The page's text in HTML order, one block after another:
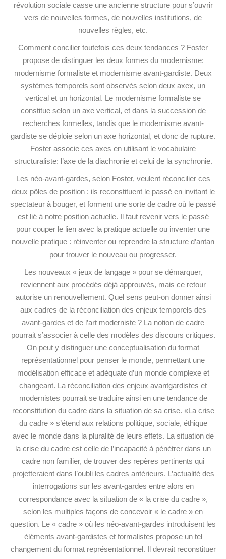
révolution sociale casse une ancienne structure pour s’ouvrir
vers de nouvelles formes, de nouvelles institutions, de
nouvelles règles, etc.
Comment concilier toutefois ces deux tendances ? Foster
propose de distinguer les deux formes du modernisme:
modernisme formaliste et modernisme avant-gardiste. Deux
systèmes temporels sont observés selon deux axex, un
vertical et un horizontal. Le modernisme formaliste se
constitue selon un axe vertical, et dans la succession de
recherches formelles, tandis que le modernisme avant-
gardiste se déploie selon un axe horizontal, et donc de rupture.
Foster associe ces axes en utilisant le vocabulaire
structuraliste: l’axe de la diachronie et celui de la synchronie.
Les néo-avant-gardes, selon Foster, veulent réconcilier ces
deux pôles de position : ils reconstituent le passé en invitant le
spectateur à bouger, et forment une sorte de cadre où le passé
est lié à notre position actuelle. Il faut revenir vers le passé
pour couper le lien avec la pratique actuelle ou inventer une
nouvelle pratique : réinventer ou reprendre la structure d’antan
pour trouver le nouveau ou progresser.
Les nouveaux « jeux de langage » pour se démarquer,
reviennent aux procédés déjà approuvés, mais ce retour
autorise un renouvellement. Quel sens peut-on donner ainsi
aux cadres de la réconciliation des enjeux temporels des
avant-gardes et de l’art moderniste ? La notion de cadre
pourrait s’associer à celle des modèles des discours critiques.
On peut y distinguer une conceptualisation du format
représentationnel pour penser le monde, permettant une
modélisation efficace et adéquate d’un monde complexe et
changeant. La réconciliation des enjeux avantgardistes et
modernistes pourrait se traduire ainsi en une tendance de
reconstitution du cadre dans la situation de sa crise. «La crise
du cadre » s’étend aux relations politique, sociale, éthique
avec le monde dans la pluralité de leurs effets. La situation de
la crise du cadre est celle de l’incapacité à pénétrer dans un
cadre non familier, de trouver des repères pertinents qui
projetteraient dans l’oubli les cadres antérieurs. L’actualité des
interrogations sur les avant-gardes entre alors en
correspondance avec la situation de « la crise du cadre »,
selon les multiples façons de concevoir « le cadre » en
question. Le « cadre » où les néo-avant-gardes introduisent les
éléments avant-gardistes et formalistes propose un tel
changement du format représentationnel. Il devrait reconstituer